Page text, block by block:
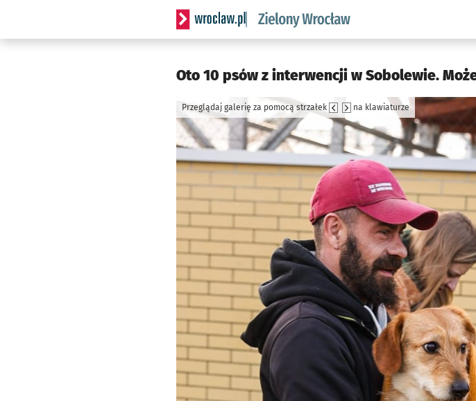
Serwis informacyjny wroclaw.pl podserwis: Środowisko we
Oto 10 psów z interwencji w Sobolewie.
Przeglądaj galerię za pomocą strzałek na klawiaturze